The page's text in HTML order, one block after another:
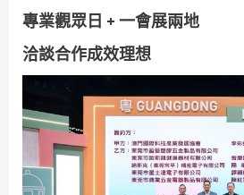
專業觀眾日 + 一會展兩地
洽談合作成效理想